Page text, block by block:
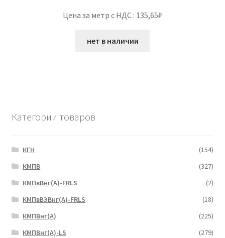
Цена за метр с НДС : 135,65₽
нет в наличии
Категории товаров
КГН
(154)
КМПВ
(327)
КМПвВнг(А)-FRLS
(2)
КМПвВЭВнг(А)-FRLS
(18)
КМПВнг(А)
(225)
КМПВнг(А)-LS
(279)